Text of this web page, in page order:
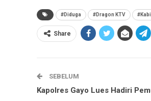
#Diduga #Dragon KTV
Share
SEBELUM
Kapolres Gayo Lues Hadiri